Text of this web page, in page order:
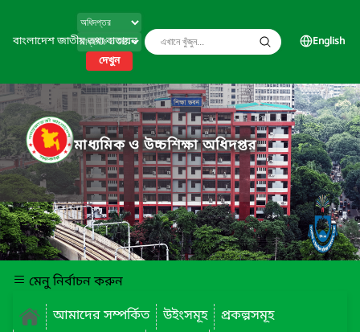
বাংলাদেশ জাতীয় তথ্য বাতায়ন
দেখুন
English
মাধ্যমিক ও উচ্চশিক্ষা অধিদপ্তর
মেনু নির্বাচন করুন
আমাদের সম্পর্কিত
উইংসমূহ
প্রকল্পসমূহ